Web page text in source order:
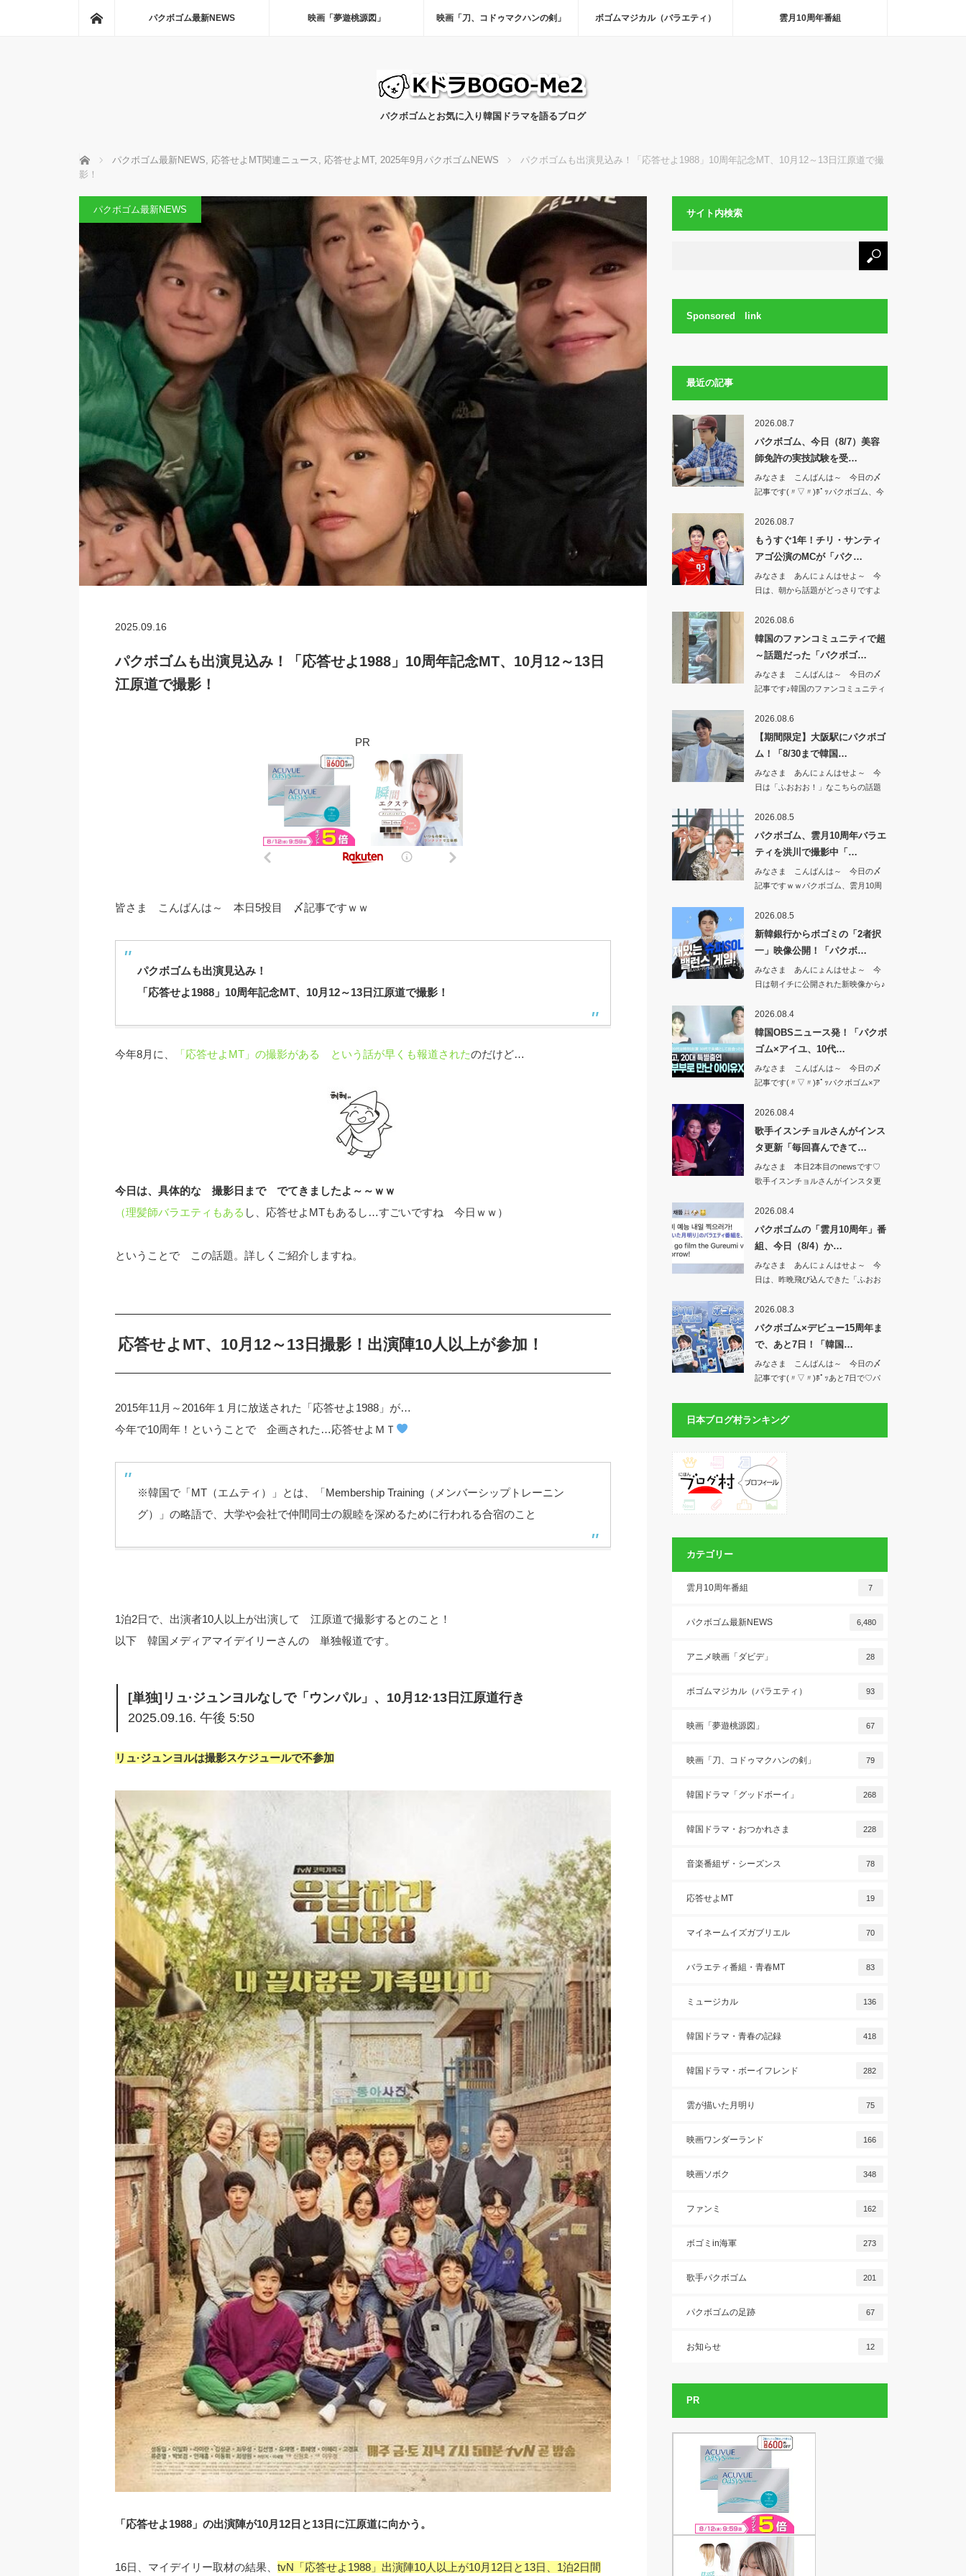
パクボゴム最新NEWS 映画「夢遊桃源図」 映画「刀、コドゥマクハンの剣」 ボゴムマジカル（バラエティ） 雲月10周年番組
パクボゴムとお気に入り韓国ドラマを語るブログ
ホーム パクボゴム最新NEWS, 応答せよMT関連ニュース , 応答せよMT, 2025年9月パクボゴムNEWS
パクボゴムも出演見込み！「応答せよ1988」10周年記念MT、10月12～13日江原道で撮
影！
パクボゴム最新NEWS
2025.09.16
パクボゴムも出演見込み！「応答せよ1988」10周年記念MT、10月12～13日
江原道で撮影！
PR
皆さま こんばんは～ 本日5投目 〆記事ですｗｗ
パクボゴムも出演見込み！
「応答せよ1988」10周年記念MT、10月12～13日江原道で撮影！
今年8月に、 「応答せよMT」の撮影がある という話が早くも報道されたのだけど…
今日は、具体的な 撮影日まで でてきましたよ～～ｗｗ
（理髪師バラエティもある し、応答せよMTもあるし…すごいですね 今日ｗｗ）
ということで この話題。詳しくご紹介しますね。
応答せよMT、10月12～13日撮影！出演陣10人以上が参加！
2015年11月～2016年１月に放送された「応答せよ1988」が…
今年で10周年！ということで 企画された…応答せよＭＴ
※韓国で「MT（エムティ）」とは、「Membership Training（メンバーシップトレーニン
グ）」の略語で、大学や会社で仲間同士の親睦を深めるために行われる合宿のこと
1泊2日で、出演者10人以上が出演して 江原道で撮影するとのこと！
以下 韓国メディアマイデイリーさんの 単独報道です。
[単独]リュ·ジュンヨルなしで「ウンパル」、10月12·13日江原道行き
2025.09.16. 午後 5:50
リュ·ジュンヨルは撮影スケジュールで不参加
「応答せよ1988」の出演陣が10月12日と13日に江原道に向かう。
16日、マイデイリー取材の結果、 tvN「応答せよ1988」出演陣10人以上が10月12日と13日、1泊2日間
サイト内検索
Sponsored link
最近の記事
2026.08.7
パクボゴム、今日（8/7）美容
師免許の実技試験を受…
みなさま こんばんは～ 今日の〆
記事です(〃▽〃)ﾎﾟｯパクボゴム、今
2026.08.7
もうすぐ1年！チリ・サンティ
アゴ公演のMCが「パク…
みなさま あんにょんはせよ～ 今
日は、朝から話題がどっさりですよ
2026.08.6
韓国のファンコミュニティで超
～話題だった「パクボゴ…
みなさま こんばんは～ 今日の〆
記事です♪韓国のファンコミュニティ
2026.08.6
【期間限定】大阪駅にパクボゴ
ム！「8/30まで韓国…
みなさま あんにょんはせよ～ 今
日は「ふおおお！」なこちらの話題
2026.08.5
パクボゴム、雲月10周年バラエ
ティを洪川で撮影中「…
みなさま こんばんは～ 今日の〆
記事ですｗｗパクボゴム、雲月10周
2026.08.5
新韓銀行からボゴミの「2者択
一」映像公開！「パクボ…
みなさま あんにょんはせよ～ 今
日は朝イチに公開された新映像から♪
2026.08.4
韓国OBSニュース発！「パクボ
ゴム×アイユ、10代…
みなさま こんばんは～ 今日の〆
記事です(〃▽〃)ﾎﾟｯパクボゴム×ア
2026.08.4
歌手イスンチョルさんがインス
タ更新「毎回喜んできて…
みなさま 本日2本目のnewsです♡
歌手イスンチョルさんがインスタ更
2026.08.4
パクボゴムの「雲月10周年」番
組、今日（8/4）か…
みなさま あんにょんはせよ～ 今
日は、昨晩飛び込んできた「ふおお
2026.08.3
パクボゴム×デビュー15周年ま
で、あと7日！「韓国…
みなさま こんばんは～ 今日の〆
記事です(〃▽〃)ﾎﾟｯあと7日で♡パ
日本ブログ村ランキング
カテゴリー
雲月10周年番組 7
パクボゴム最新NEWS 6,480
アニメ映画「ダビデ」 28
ボゴムマジカル（バラエティ） 93
映画「夢遊桃源図」 67
映画「刀、コドゥマクハンの剣」 79
韓国ドラマ「グッドボーイ」 268
韓国ドラマ・おつかれさま 228
音楽番組ザ・シーズンス 78
応答せよMT 19
マイネームイズガブリエル 70
バラエティ番組・青春MT 83
ミュージカル 136
韓国ドラマ・青春の記録 418
韓国ドラマ・ボーイフレンド 282
雲が描いた月明り 75
映画ワンダーランド 166
映画ソボク 348
ファンミ 162
ボゴミin海軍 273
歌手パクボゴム 201
パクボゴムの足跡 67
お知らせ 12
PR